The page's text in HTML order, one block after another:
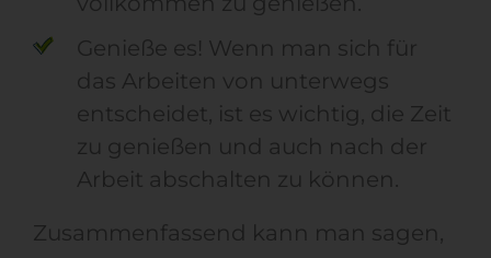
Genieße es! Wenn man sich für
das Arbeiten von unterwegs
entscheidet, ist es wichtig, die Zeit
zu genießen und auch nach der
Arbeit abschalten zu können.
Zusammenfassend kann man sagen,